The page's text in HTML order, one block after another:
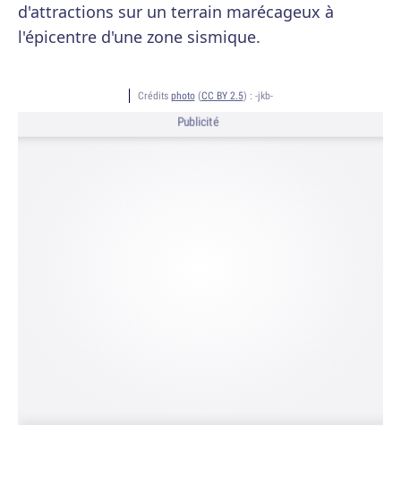
d'attractions sur un terrain marécageux à
l'épicentre d'une zone sismique.
Crédits photo(CC BY 2.5) : -jkb-
Publicité